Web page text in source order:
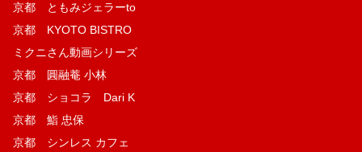
京都 ともみジェラーto
京都 KYOTO BISTRO
ミクニさん動画シリーズ
京都 圓融菴 小林
京都 ショコラ Dari K
京都 鮨 忠保
京都 シンレス カフェ